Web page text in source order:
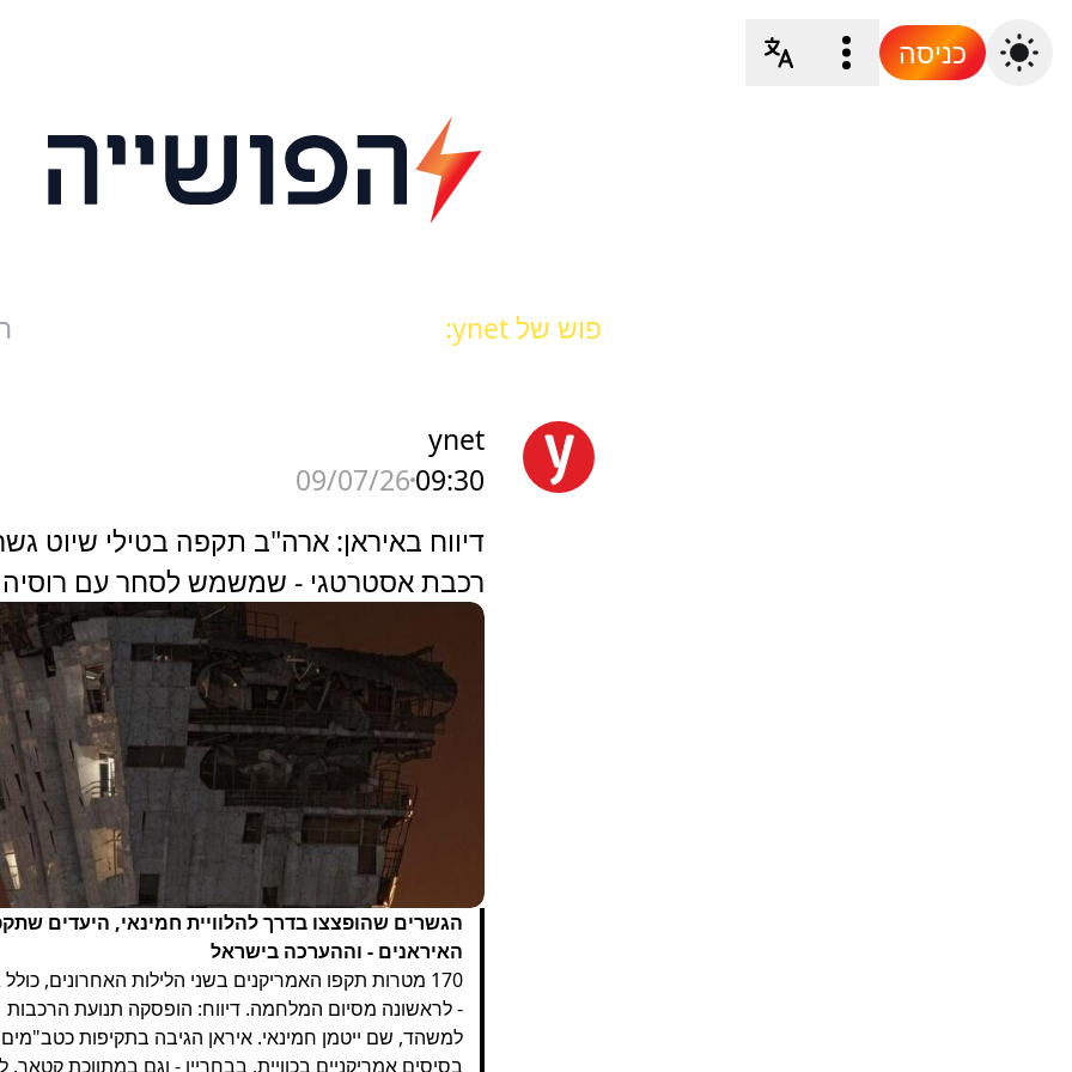
כניסה
פוש של ynet:
ynet
09:30
09/07/26
דיווח באיראן: ארה"ב תקפה בטילי שיוט
רכבת אסטרטגי - שמשמש לסחר עם רוסיה
הגשרים שהופצצו בדרך להלוויית חמינאי, היעדים
האיראנים - וההערכה בישראל
170 מטרות תקפו האמריקנים בשני הלילות האחרונים,
- לראשונה מסיום המלחמה. דיווח: הופסקה תנועת הרכבות
למשהד, שם ייטמן חמינאי. איראן הגיבה בתקיפות
בסיסים אמריקניים בכוויית, בבחריין - וגם במתווכת קטאר.